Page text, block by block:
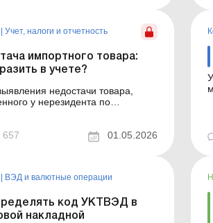
Учет, налоги и отчетность
импортного товара:
в учете?
недостачи товара,
у нерезидента по
отразить недостачу в бухучете,
657 01.05.2026
| ВЭД и валютные операции
код УКТВЭД в
накладной